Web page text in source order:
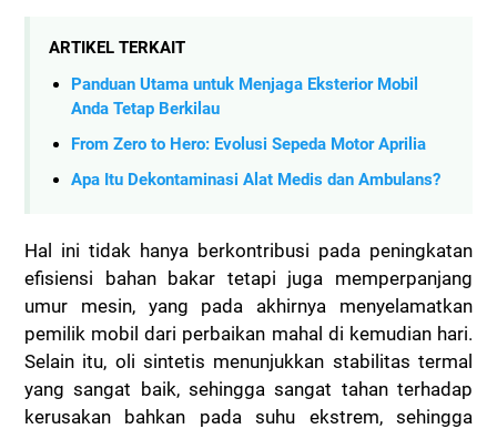
ARTIKEL TERKAIT
Panduan Utama untuk Menjaga Eksterior Mobil
Anda Tetap Berkilau
From Zero to Hero: Evolusi Sepeda Motor Aprilia
Apa Itu Dekontaminasi Alat Medis dan Ambulans?
Hal ini tidak hanya berkontribusi pada peningkatan
efisiensi bahan bakar tetapi juga memperpanjang
umur mesin, yang pada akhirnya menyelamatkan
pemilik mobil dari perbaikan mahal di kemudian hari.
Selain itu, oli sintetis menunjukkan stabilitas termal
yang sangat baik, sehingga sangat tahan terhadap
kerusakan bahkan pada suhu ekstrem, sehingga